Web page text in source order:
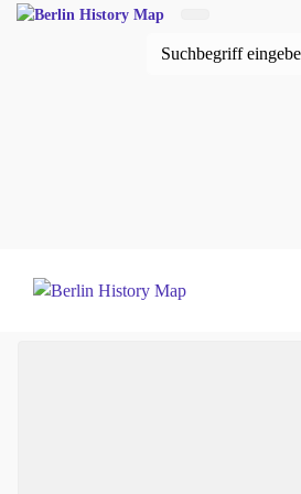
Zum Hauptinhalt springen